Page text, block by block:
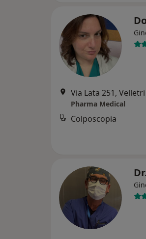
Via Lata 251, Velletri
Pharma Medical
Colposcopia